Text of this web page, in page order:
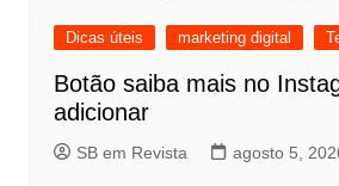
Dicas úteis marketing digital
Botão saiba mais no
adicionar
SB em Revista agosto 5,